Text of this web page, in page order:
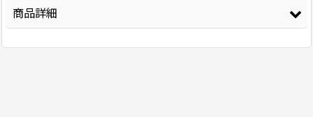
商品詳細
登録年 2026